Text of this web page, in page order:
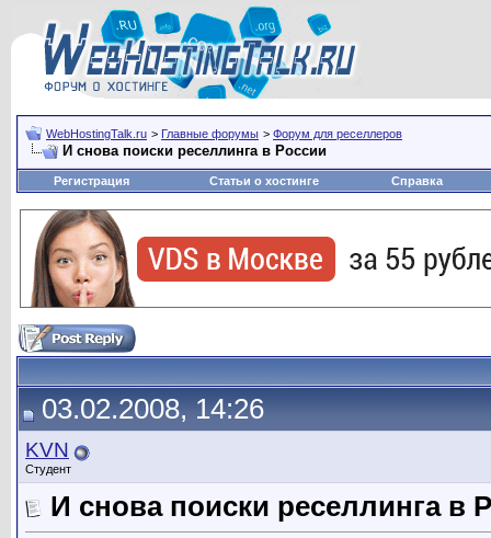
WebHostingTalk.ru > Главные форумы > Форум для реселлеров
И снова поиски реселлинга в России
Регистрация Статьи о хостинге Справка
03.02.2008, 14:26
KVN
Студент
И снова поиски реселлинга в